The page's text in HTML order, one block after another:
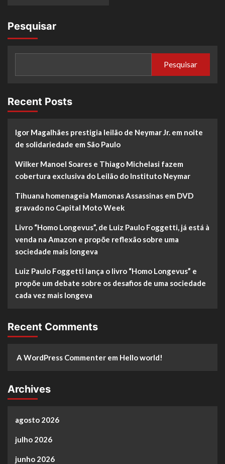
Pesquisar
Pesquisar
Recent Posts
Igor Magalhães prestigia leilão de Neymar Jr. em noite
de solidariedade em São Paulo
Wilker Manoel Soares e Thiago Michelasi fazem
cobertura exclusiva do Leilão do Instituto Neymar
Tihuana homenageia Mamonas Assassinas em DVD
gravado no Capital Moto Week
Livro “Homo Longevus”, de Luiz Paulo Foggetti, já está à
venda na Amazon e propõe reflexão sobre uma
sociedade mais longeva
Luiz Paulo Foggetti lança o livro “Homo Longevus” e
propõe um debate sobre os desafios de uma sociedade
cada vez mais longeva
Recent Comments
A WordPress Commenter em Hello world!
Archives
agosto 2026
julho 2026
junho 2026